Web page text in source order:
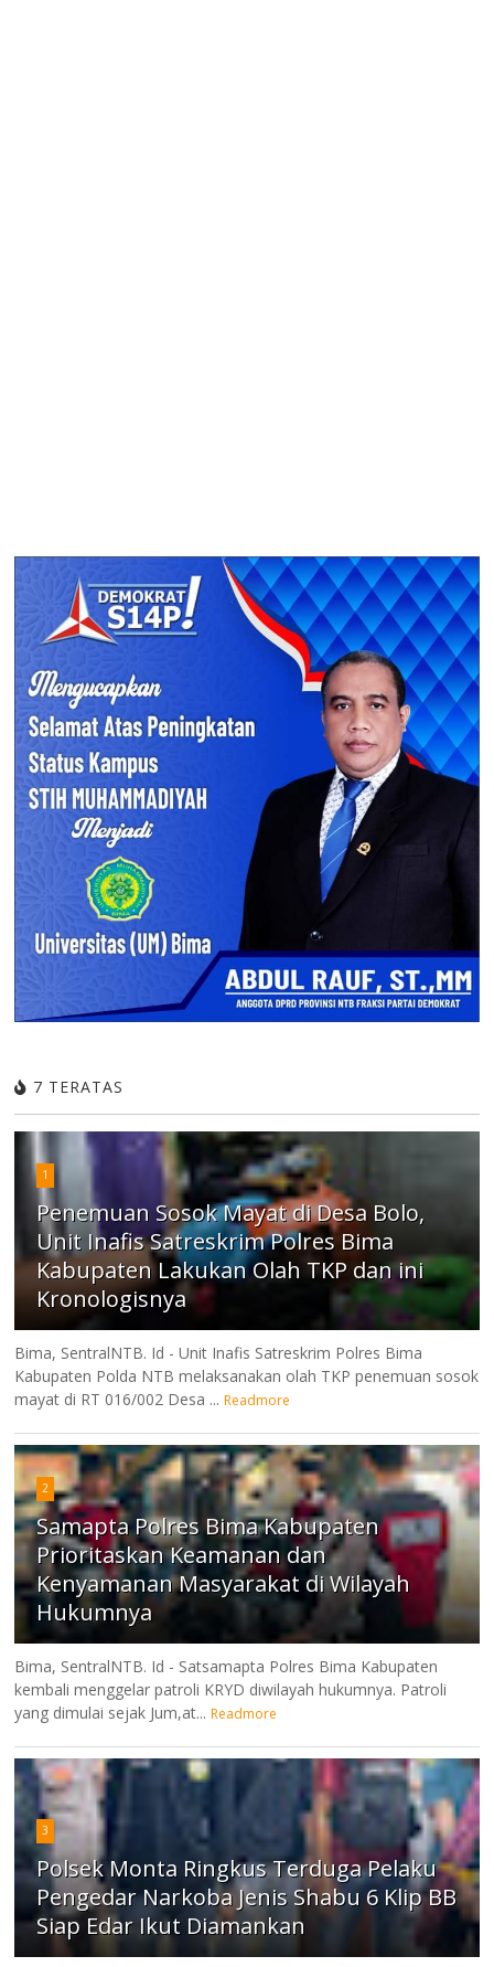
7 TERATAS
1
Penemuan Sosok Mayat di Desa Bolo,
Unit Inafis Satreskrim Polres Bima
Kabupaten Lakukan Olah TKP dan ini
Kronologisnya
Bima, SentralNTB. Id - Unit Inafis Satreskrim Polres Bima
Kabupaten Polda NTB melaksanakan olah TKP penemuan sosok
mayat di RT 016/002 Desa ... Readmore
2
Samapta Polres Bima Kabupaten
Prioritaskan Keamanan dan
Kenyamanan Masyarakat di Wilayah
Hukumnya
Bima, SentralNTB. Id - Satsamapta Polres Bima Kabupaten
kembali menggelar patroli KRYD diwilayah hukumnya. Patroli
yang dimulai sejak Jum,at... Readmore
3
Polsek Monta Ringkus Terduga Pelaku
Pengedar Narkoba Jenis Shabu 6 Klip BB
Siap Edar Ikut Diamankan